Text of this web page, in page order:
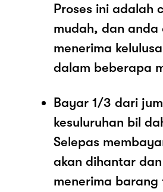
Proses ini adalah
mudah, dan anda
menerima
dalam beberapa
Bayar 1/3 dari
kesuluruhan bil
Selepas
akan dihantar
menerima barang